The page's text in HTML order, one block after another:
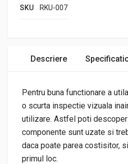
SKU RKU-007
Descriere
Pentru buna functionare a
o scurta inspectie vizuala
utilizare. Astfel poti
componente sunt uzate si
daca poate parea costisitor,
primul loc.